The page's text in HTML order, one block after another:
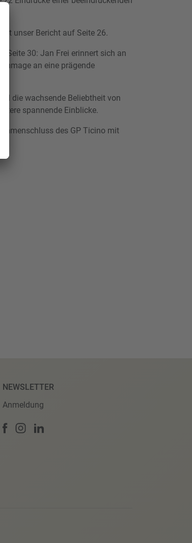
unser Bericht auf Seite 26.
Seite 30: Jan Frei erinnert sich an
an eine prägende
die wachsende Beliebtheit von
spannende Einblicke.
des GP Ticino mit
NEWSLETTER
Anmeldung